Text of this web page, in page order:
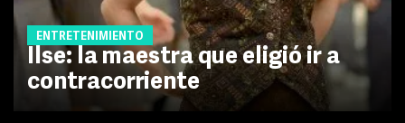
ENTRETENIMIENTO
Ilse: la maestra que eligió ir a
contracorriente